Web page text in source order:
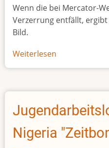
Wenn die bei Mercator-
Verzerrung entfällt,
Bild.
Weiterlesen
Afrikas
Größe
Nigeria